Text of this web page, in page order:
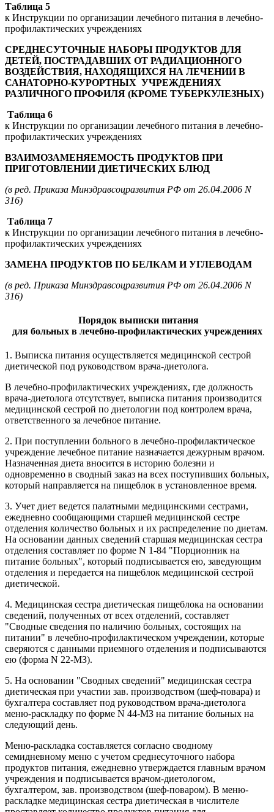
Таблица 5
к Инструкции по организации лечебного питания в лечебно-
профилактических учреждениях
СРЕДНЕСУТОЧНЫЕ НАБОРЫ ПРОДУКТОВ ДЛЯ
ДЕТЕЙ, ПОСТРАДАВШИХ ОТ РАДИАЦИОННОГО
ВОЗДЕЙСТВИЯ, НАХОДЯЩИХСЯ НА ЛЕЧЕНИИ В
САНАТОРНО-КУРОРТНЫХ УЧРЕЖДЕНИЯХ
РАЗЛИЧНОГО ПРОФИЛЯ (КРОМЕ ТУБЕРКУЛЕЗНЫХ)
Таблица 6
к Инструкции по организации лечебного питания в лечебно-
профилактических учреждениях
ВЗАИМОЗАМЕНЯЕМОСТЬ ПРОДУКТОВ ПРИ
ПРИГОТОВЛЕНИИ ДИЕТИЧЕСКИХ БЛЮД
(в ред. Приказа Минздравсоцразвития РФ от 26.04.2006 N
316)
Таблица 7
к Инструкции по организации лечебного питания в лечебно-
профилактических учреждениях
ЗАМЕНА ПРОДУКТОВ ПО БЕЛКАМ И УГЛЕВОДАМ
(в ред. Приказа Минздравсоцразвития РФ от 26.04.2006 N
316)
Порядок выписки питания
для больных в лечебно-профилактических учреждениях
1. Выписка питания осуществляется медицинской сестрой
диетической под руководством врача-диетолога.
В лечебно-профилактических учреждениях, где должность
врача-диетолога отсутствует, выписка питания производится
медицинской сестрой по диетологии под контролем врача,
ответственного за лечебное питание.
2. При поступлении больного в лечебно-профилактическое
учреждение лечебное питание назначается дежурным врачом.
Назначенная диета вносится в историю болезни и
одновременно в сводный заказ на всех поступивших больных,
который направляется на пищеблок в установленное время.
3. Учет диет ведется палатными медицинскими сестрами,
ежедневно сообщающими старшей медицинской сестре
отделения количество больных и их распределение по диетам.
На основании данных сведений старшая медицинская сестра
отделения составляет по форме N 1-84 "Порционник на
питание больных", который подписывается ею, заведующим
отделения и передается на пищеблок медицинской сестрой
диетической.
4. Медицинская сестра диетическая пищеблока на основании
сведений, полученных от всех отделений, составляет
"Сводные сведения по наличию больных, состоящих на
питании" в лечебно-профилактическом учреждении, которые
сверяются с данными приемного отделения и подписываются
ею (форма N 22-МЗ).
5. На основании "Сводных сведений" медицинская сестра
диетическая при участии зав. производством (шеф-повара) и
бухгалтера составляет под руководством врача-диетолога
меню-раскладку по форме N 44-МЗ на питание больных на
следующий день.
Меню-раскладка составляется согласно сводному
семидневному меню с учетом среднесуточного набора
продуктов питания, ежедневно утверждается главным врачом
учреждения и подписывается врачом-диетологом,
бухгалтером, зав. производством (шеф-поваром). В меню-
раскладке медицинская сестра диетическая в числителе